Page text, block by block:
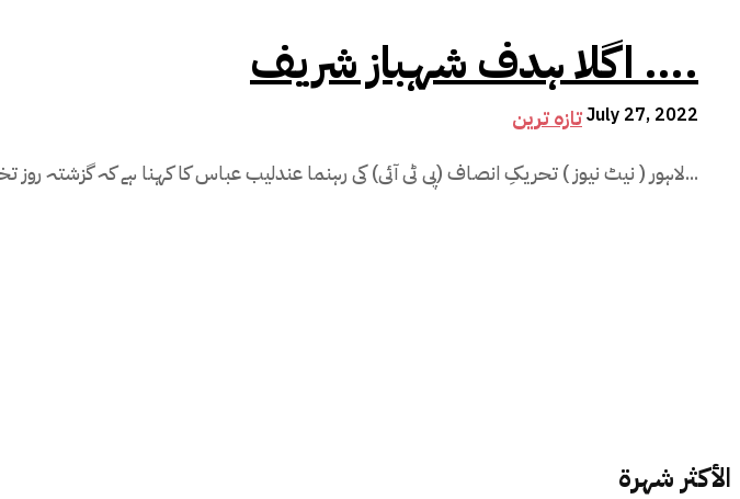
اگلا ہدف شہباز شریف ….
تازہ ترینJuly 27, 2022
لاہور ( نیٹ نیوز ) تحریکِ انصاف (پی ٹی آئی) کی رہنما عندلیب عباس کا کہنا ہے کہ گزشتہ روز تختِ لاہور...
الأكثر شهرة